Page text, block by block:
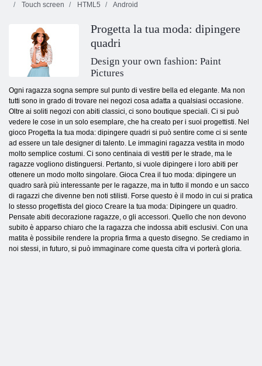
Touch screen
HTML5 Android
Progetta la tua moda: dipingere
quadri
Design your own fashion: Paint
Pictures
Ogni ragazza sogna sempre sul punto di vestire bella ed elegante. Ma non
tutti sono in grado di trovare nei negozi cosa adatta a qualsiasi occasione.
Oltre ai soliti negozi con abiti classici, ci sono boutique speciali. Ci si può
vedere le cose in un solo esemplare, che ha creato per i suoi progettisti. Nel
gioco Progetta la tua moda: dipingere quadri si può sentire come ci si sente
ad essere un tale designer di talento. Le immagini ragazza vestita in modo
molto semplice costumi. Ci sono centinaia di vestiti per le strade, ma le
ragazze vogliono distinguersi. Pertanto, si vuole dipingere i loro abiti per
ottenere un modo molto singolare. Gioca Crea il tuo moda: dipingere un
quadro sarà più interessante per le ragazze, ma in tutto il mondo e un sacco
di ragazzi che divenne ben noti stilisti. Forse questo è il modo in cui si pratica
lo stesso progettista del gioco Creare la tua moda: Dipingere un quadro.
Pensate abiti decorazione ragazze, o gli accessori. Quello che non devono
subito è apparso chiaro che la ragazza che indossa abiti esclusivi. Con una
matita è possibile rendere la propria firma a questo disegno. Se crediamo in
noi stessi, in futuro, si può immaginare come questa cifra vi porterà gloria.